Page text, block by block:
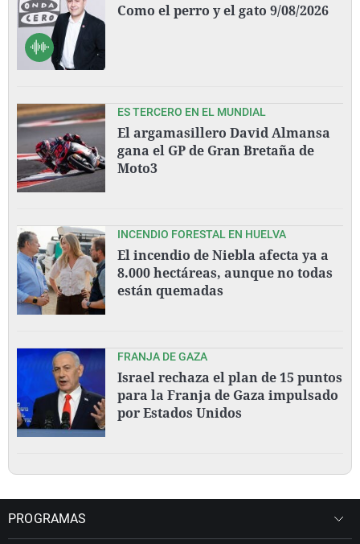
Como el perro y el gato 9/08/2026
ES TERCERO EN EL MUNDIAL
El argamasillero David Almansa
gana el GP de Gran Bretaña de
Moto3
INCENDIO FORESTAL EN HUELVA
El incendio de Niebla afecta ya a
8.000 hectáreas, aunque no todas
están quemadas
FRANJA DE GAZA
Israel rechaza el plan de 15 puntos
para la Franja de Gaza impulsado
por Estados Unidos
PROGRAMAS